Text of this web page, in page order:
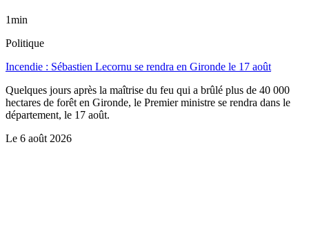
1min
Politique
Incendie : Sébastien Lecornu se rendra en Gironde le 17 août
Quelques jours après la maîtrise du feu qui a brûlé plus de 40 000
hectares de forêt en Gironde, le Premier ministre se rendra dans le
département, le 17 août.
Le 6 août 2026